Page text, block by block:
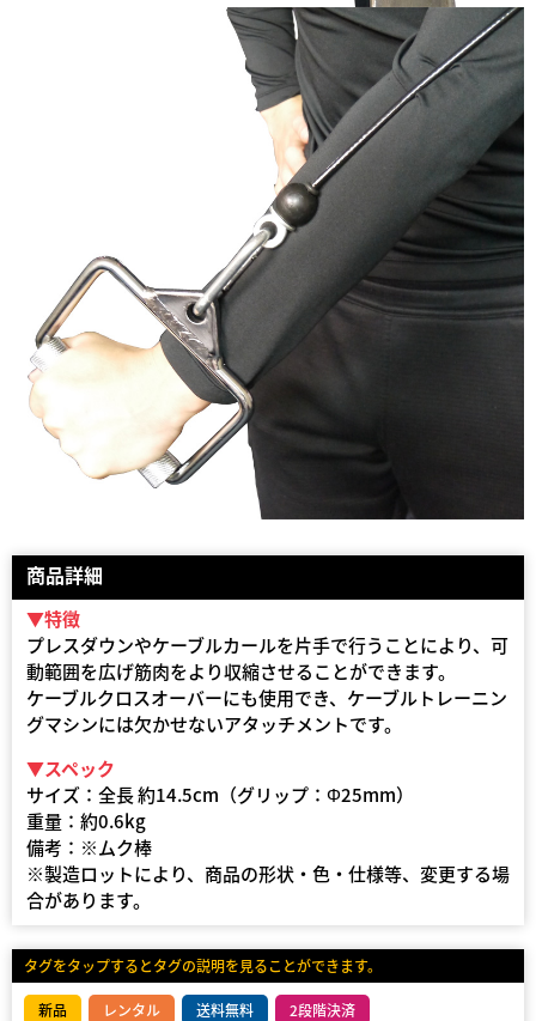
商品詳細
▼特徴
プレスダウンやケーブルカールを片手で行うことにより、可
動範囲を広げ筋肉をより収縮させることができます。
ケーブルクロスオーバーにも使用でき、ケーブルトレーニン
グマシンには欠かせないアタッチメントです。
▼スペック
サイズ：全長 約14.5cm（グリップ：Φ25mm）
重量：約0.6kg
備考：※ムク棒
※製造ロットにより、商品の形状・色・仕様等、変更する場
合があります。
タグをタップするとタグの説明を見ることができます。
新品 レンタル 送料無料 2段階決済